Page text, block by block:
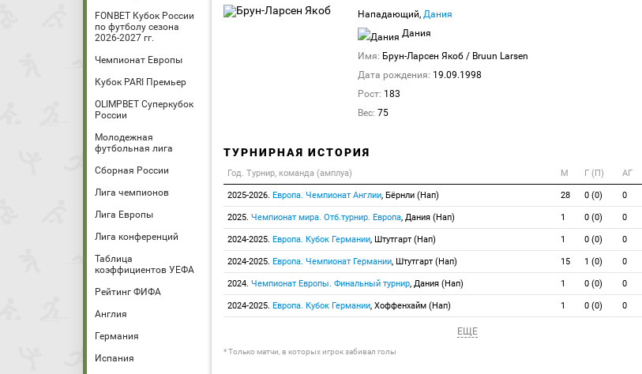
FONBET Кубок России
по футболу сезона
2026-2027 гг.
Чемпионат Европы
Кубок PARI Премьер
OLIMPBET Суперкубок
России
Молодежная
футбольная лига
Сборная России
Лига чемпионов
Лига Европы
Лига конференций
Таблица
коэффициентов УЕФА
Рейтинг ФИФА
Англия
Германия
Испания
Нападающий, Дания
Дания
Имя: Брун-Ларсен Якоб / Bruun Larsen
Дата рождения: 19.09.1998
Рост: 183
Вес: 75
ТУРНИРНАЯ ИСТОРИЯ
Год. Турнир, команда (амплуа) М Г (П) АГ
2025-2026. Европа. Чемпионат Англии, Бёрнли (Нап) 28 0 (0) 0
2025. Чемпионат мира. Отб.турнир. Европа, Дания (Нап) 1 0 (0) 0
2024-2025. Европа. Кубок Германии, Штутгарт (Нап) 1 0 (0) 0
2024-2025. Европа. Чемпионат Германии, Штутгарт (Нап) 15 1 (0) 0
2024. Чемпионат Европы. Финальный турнир, Дания (Нап) 1 0 (0) 0
2024-2025. Европа. Кубок Германии, Хоффенхайм (Нап) 1 0 (0) 0
ЕЩЕ
* Только матчи, в которых игрок забивал голы